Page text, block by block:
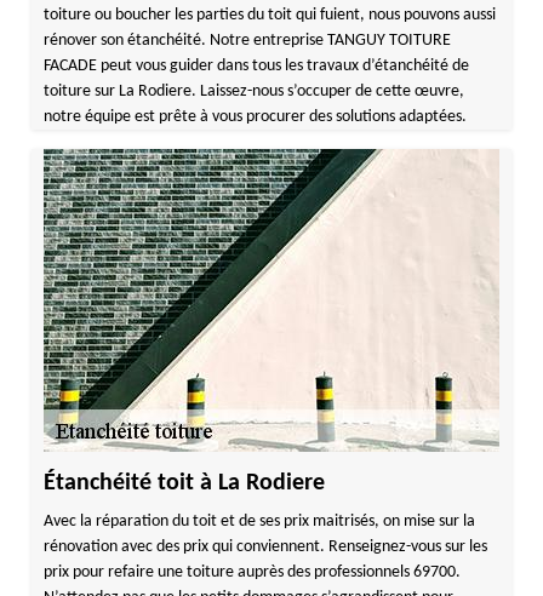
toiture ou boucher les parties du toit qui fuient, nous pouvons aussi
rénover son étanchéité. Notre entreprise TANGUY TOITURE
FACADE peut vous guider dans tous les travaux d’étanchéité de
toiture sur La Rodiere. Laissez-nous s’occuper de cette œuvre,
notre équipe est prête à vous procurer des solutions adaptées.
Étanchéité toit à La Rodiere
Avec la réparation du toit et de ses prix maitrisés, on mise sur la
rénovation avec des prix qui conviennent. Renseignez-vous sur les
prix pour refaire une toiture auprès des professionnels 69700.